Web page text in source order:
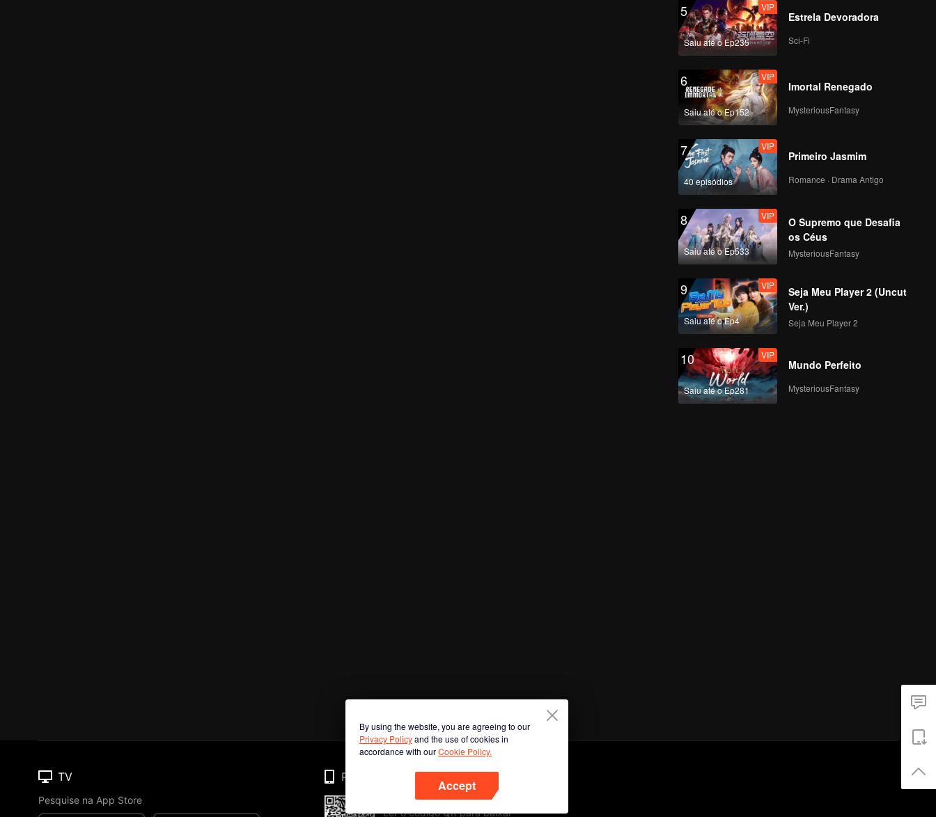
5
Saiu até o Ep235
VIP
Estrela Devoradora
Sci-Fi
6
Saiu até o Ep152
VIP
Imortal Renegado
MysteriousFantasy
7
40 episódios
VIP
Primeiro Jasmim
Romance · Drama Antigo
8
Saiu até o Ep533
VIP
O Supremo que Desafia
os Céus
MysteriousFantasy
9
Saiu até o Ep4
VIP
Seja Meu Player 2 (Uncut
Ver.)
Seja Meu Player 2
10
Saiu até o Ep281
VIP
Mundo Perfeito
MysteriousFantasy
By using the website, you are agreeing to our
Privacy Policyand the use of cookies in
accordance with ourCookie Policy.
Accept
TV
Pesquise na App Store
Phone
Ler o código QR para baixar